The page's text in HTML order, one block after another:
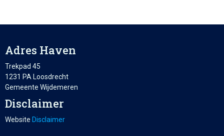
Adres Haven
Trekpad 45
1231 PA Loosdrecht
Gemeente Wijdemeren
Disclaimer
Website Disclaimer